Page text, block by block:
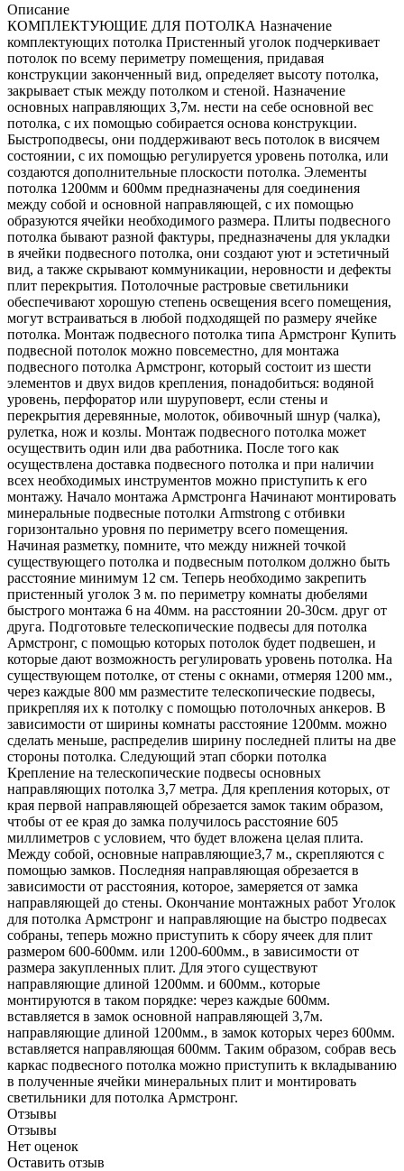
Описание
КОМПЛЕКТУЮЩИЕ ДЛЯ ПОТОЛКА Назначение
комплектующих потолка Пристенный уголок подчеркивает
потолок по всему периметру помещения, придавая
конструкции законченный вид, определяет высоту потолка,
закрывает стык между потолком и стеной. Назначение
основных направляющих 3,7м. нести на себе основной вес
потолка, с их помощью собирается основа конструкции.
Быстроподвесы, они поддерживают весь потолок в висячем
состоянии, с их помощью регулируется уровень потолка, или
создаются дополнительные плоскости потолка. Элементы
потолка 1200мм и 600мм предназначены для соединения
между собой и основной направляющей, с их помощью
образуются ячейки необходимого размера. Плиты подвесного
потолка бывают разной фактуры, предназначены для укладки
в ячейки подвесного потолка, они создают уют и эстетичный
вид, а также скрывают коммуникации, неровности и дефекты
плит перекрытия. Потолочные растровые светильники
обеспечивают хорошую степень освещения всего помещения,
могут встраиваться в любой подходящей по размеру ячейке
потолка. Монтаж подвесного потолка типа Армстронг Купить
подвесной потолок можно повсеместно, для монтажа
подвесного потолка Армстронг, который состоит из шести
элементов и двух видов крепления, понадобиться: водяной
уровень, перфоратор или шуруповерт, если стены и
перекрытия деревянные, молоток, обивочный шнур (чалка),
рулетка, нож и козлы. Монтаж подвесного потолка может
осуществить один или два работника. После того как
осуществлена доставка подвесного потолка и при наличии
всех необходимых инструментов можно приступить к его
монтажу. Начало монтажа Армстронга Начинают монтировать
минеральные подвесные потолки Armstrong с отбивки
горизонтально уровня по периметру всего помещения.
Начиная разметку, помните, что между нижней точкой
существующего потолка и подвесным потолком должно быть
расстояние минимум 12 см. Теперь необходимо закрепить
пристенный уголок 3 м. по периметру комнаты дюбелями
быстрого монтажа 6 на 40мм. на расстоянии 20-30см. друг от
друга. Подготовьте телескопические подвесы для потолка
Армстронг, с помощью которых потолок будет подвешен, и
которые дают возможность регулировать уровень потолка. На
существующем потолке, от стены с окнами, отмеряя 1200 мм.,
через каждые 800 мм разместите телескопические подвесы,
прикрепляя их к потолку с помощью потолочных анкеров. В
зависимости от ширины комнаты расстояние 1200мм. можно
сделать меньше, распределив ширину последней плиты на две
стороны потолка. Следующий этап сборки потолка
Крепление на телескопические подвесы основных
направляющих потолка 3,7 метра. Для крепления которых, от
края первой направляющей обрезается замок таким образом,
чтобы от ее края до замка получилось расстояние 605
миллиметров с условием, что будет вложена целая плита.
Между собой, основные направляющие3,7 м., скрепляются с
помощью замков. Последняя направляющая обрезается в
зависимости от расстояния, которое, замеряется от замка
направляющей до стены. Окончание монтажных работ Уголок
для потолка Армстронг и направляющие на быстро подвесах
собраны, теперь можно приступить к сбору ячеек для плит
размером 600-600мм. или 1200-600мм., в зависимости от
размера закупленных плит. Для этого существуют
направляющие длиной 1200мм. и 600мм., которые
монтируются в таком порядке: через каждые 600мм.
вставляется в замок основной направляющей 3,7м.
направляющие длиной 1200мм., в замок которых через 600мм.
вставляется направляющая 600мм. Таким образом, собрав весь
каркас подвесного потолка можно приступить к вкладыванию
в полученные ячейки минеральных плит и монтировать
светильники для потолка Армстронг.
Отзывы
Отзывы
Нет оценок
Оставить отзыв